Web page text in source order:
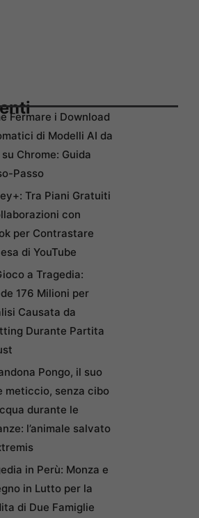
Fermare i Download
di Modelli AI da
su Chrome: Guida
Passo
Tra Piani Gratuiti
con
per Contrastare
di YouTube
a Tragedia:
176 Milioni per
Causata da
Durante Partita
Pongo, il suo
meticcio, senza cibo
durante le
l’animale salvato
in Perù: Monza e
in Lutto per la
di Due Famiglie